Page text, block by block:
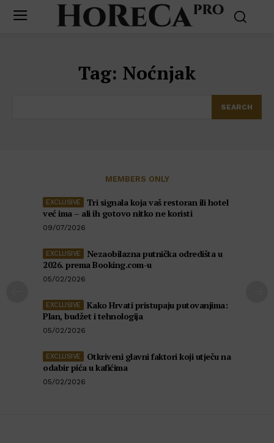
Tag: Noćnjak
SEARCH
MEMBERS ONLY
Tri signala koja vaš restoran ili hotel
već ima – ali ih gotovo nitko ne koristi
09/07/2026
Nezaobilazna putnička odredišta u
2026. prema Booking.com-u
05/02/2026
Kako Hrvati pristupaju putovanjima:
Plan, budžet i tehnologija
05/02/2026
Otkriveni glavni faktori koji utječu na
odabir pića u kafićima
05/02/2026